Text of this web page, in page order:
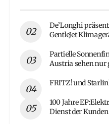
De’Longhi
GentleJet
Partielle
Austria sehen
FRITZ! und
100 Jahre
Dienst der Kunden